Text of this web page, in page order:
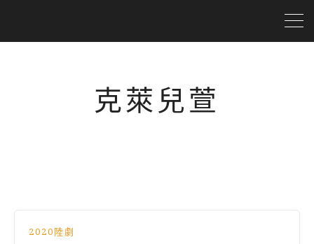
克萊兒萱
2020陸劇